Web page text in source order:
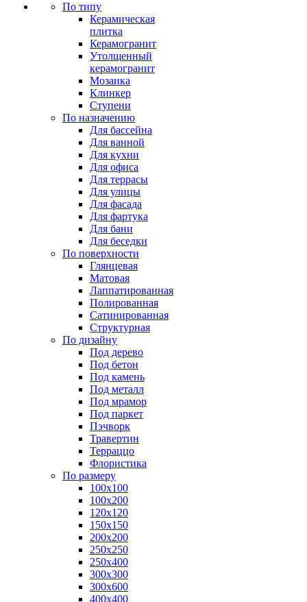
По типу
Керамическая
плитка
Керамогранит
Утолщенный
керамогранит
Мозаика
Клинкер
Ступени
По назначению
Для бассейна
Для ванной
Для кухни
Для офиса
Для террасы
Для улицы
Для фасада
Для фартука
Для бани
Для беседки
По поверхности
Глянцевая
Матовая
Лаппатированная
Полированная
Сатинированная
Структурная
По дизайну
Под дерево
Под бетон
Под камень
Под металл
Под мрамор
Под паркет
Пэчворк
Травертин
Терраццо
Флористика
По размеру
100х100
100х200
120х120
150х150
200х200
250х250
250х400
300х300
300х600
400х400